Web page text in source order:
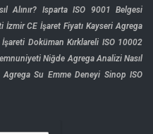
Alınır? Isparta ISO 9001 Belgesi
İzmir CE İşaret Fiyatı Kayseri Agrega
İşareti Doküman Kırklareli ISO 10002
Niğde Agrega Analizi Nasıl
Agrega Su Emme Deneyi Sinop ISO